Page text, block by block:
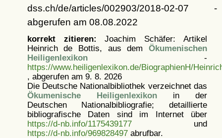
dss.ch/de/articles/002903/2018-02-07 -
abgerufen am 08.08.2022
korrekt zitieren: Joachim Schäfer: Artikel
Heinrich de Bottis, aus dem Ökumenischen
Heiligenlexikon-
https://www.heiligenlexikon.de/BiographienH/
, abgerufen am 9. 8. 2026
Die Deutsche Nationalbibliothek verzeichnet das
Ökumenische Heiligenlexikonin der
Deutschen Nationalbibliografie; detaillierte
bibliografische Daten sind im Internet über
https://d-nb.info/1175439177und
https://d-nb.info/969828497abrufbar.